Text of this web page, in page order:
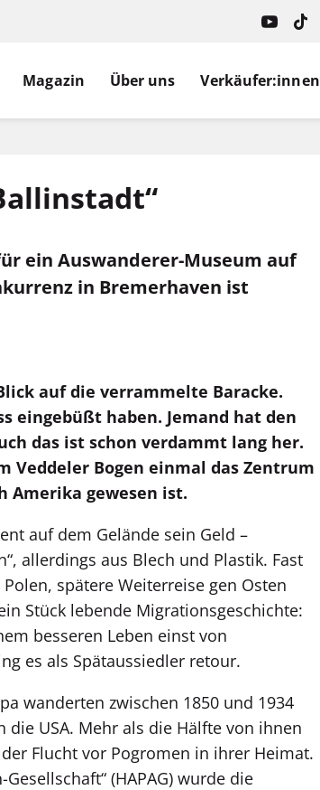
Magazin Über uns Verkäufer:innen
ein Auswanderer-Museum auf
in Bremerhaven ist
auf die verrammelte Baracke.
eingebüßt haben. Jemand hat den
das ist schon verdammt lang her.
Veddeler Bogen einmal das Zentrum
Amerika gewesen ist.
auf dem Gelände sein Geld –
allerdings aus Blech und Plastik. Fast
spätere Weiterreise gen Osten
Stück lebende Migrationsgeschichte:
besseren Leben einst von
es als Spätaussiedler retour.
wanderten zwischen 1850 und 1934
USA. Mehr als die Hälfte von ihnen
Flucht vor Pogromen in ihrer Heimat.
(HAPAG) wurde die